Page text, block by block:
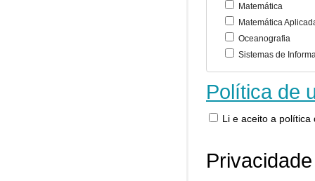
Matemática
Matemática
Oceanografia
Sistemas de
Política de
Li e aceito a política